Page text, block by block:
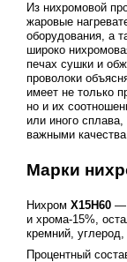
Из нихромовой
жаровые
оборудования, а
широко
печах сушки и
проволоки
имеет не только
но и их
или иного
важными
Марки
Нихром Х15Н60—
и хрома-15%,
кремний,
Процентный